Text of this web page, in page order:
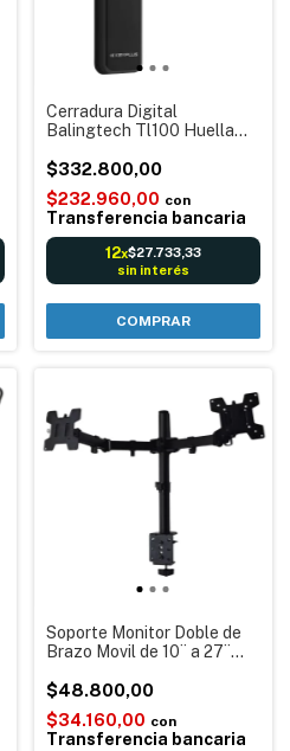
Cerradura Digital
Balingtech Tl100 Huella
$332.800,00
$232.960,00 con
Transferencia bancaria
12x$27.733,33
sin interés
Soporte Monitor Doble de
Brazo Movil de 10¨ a 27¨
100x100 hasta 10kg
$48.800,00
$34.160,00 con
Transferencia bancaria